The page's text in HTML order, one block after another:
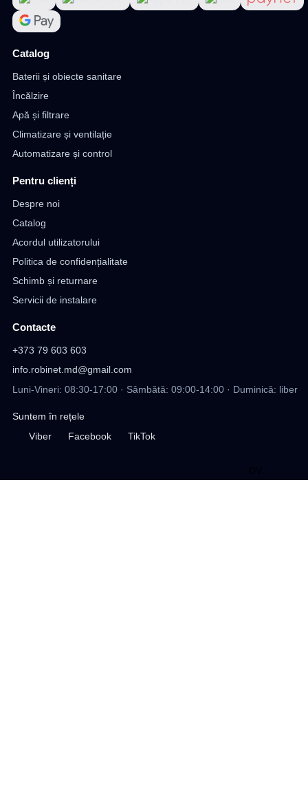
Catalog
Baterii și obiecte sanitare
Încălzire
Apă și filtrare
Climatizare și ventilație
Automatizare și control
Pentru clienți
Despre noi
Catalog
Acordul utilizatorului
Politica de confidențialitate
Schimb și returnare
Servicii de instalare
Contacte
+373 79 603 603
info.robinet.md@gmail.com
Luni-Vineri: 08:30-17:00 · Sâmbătă: 09:00-14:00 · Duminică: liber
Suntem în rețele
Viber
Facebook TikTok